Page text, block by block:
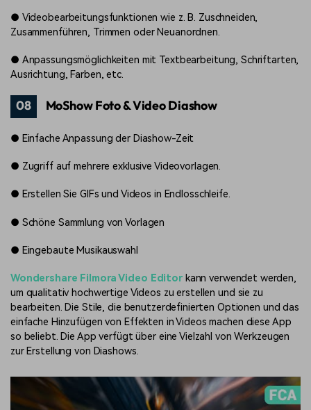
● Videobearbeitungsfunktionen wie z. B. Zuschneiden,
Zusammenführen, Trimmen oder Neuanordnen.
● Anpassungsmöglichkeiten mit Textbearbeitung, Schriftarten,
Ausrichtung, Farben, etc.
08 MoShow Foto & Video Diashow
● Einfache Anpassung der Diashow-Zeit
● Zugriff auf mehrere exklusive Videovorlagen.
● Erstellen Sie GIFs und Videos in Endlosschleife.
● Schöne Sammlung von Vorlagen
● Eingebaute Musikauswahl
Wondershare Filmora Video Editor kann verwendet werden,
um qualitativ hochwertige Videos zu erstellen und sie zu
bearbeiten. Die Stile, die benutzerdefinierten Optionen und das
einfache Hinzufügen von Effekten in Videos machen diese App
so beliebt. Die App verfügt über eine Vielzahl von Werkzeugen
zur Erstellung von Diashows.